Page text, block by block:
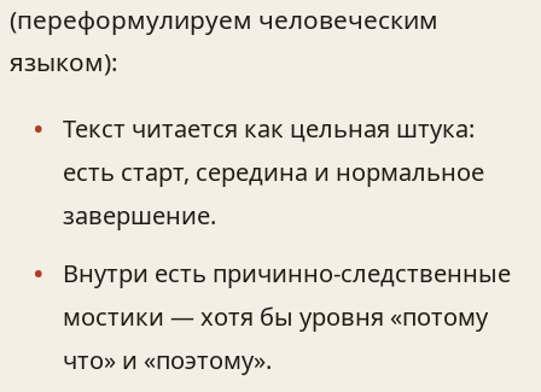
(переформулируем человеческим
языком):
Текст читается как цельная штука:
есть старт, середина и нормальное
завершение.
Внутри есть причинно‑следственные
мостики — хотя бы уровня «потому
что» и «поэтому».